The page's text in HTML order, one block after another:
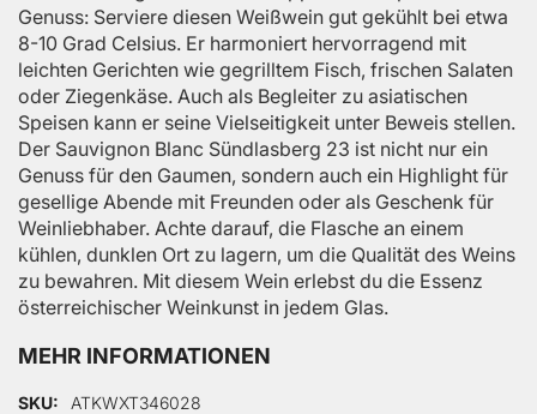
Genuss: Serviere diesen Weißwein gut gekühlt bei etwa
8-10 Grad Celsius. Er harmoniert hervorragend mit
leichten Gerichten wie gegrilltem Fisch, frischen Salaten
oder Ziegenkäse. Auch als Begleiter zu asiatischen
Speisen kann er seine Vielseitigkeit unter Beweis stellen.
Der Sauvignon Blanc Sündlasberg 23 ist nicht nur ein
Genuss für den Gaumen, sondern auch ein Highlight für
gesellige Abende mit Freunden oder als Geschenk für
Weinliebhaber. Achte darauf, die Flasche an einem
kühlen, dunklen Ort zu lagern, um die Qualität des Weins
zu bewahren. Mit diesem Wein erlebst du die Essenz
österreichischer Weinkunst in jedem Glas.
MEHR INFORMATIONEN
Mehr Informationen
SKU
ATKWXT346028